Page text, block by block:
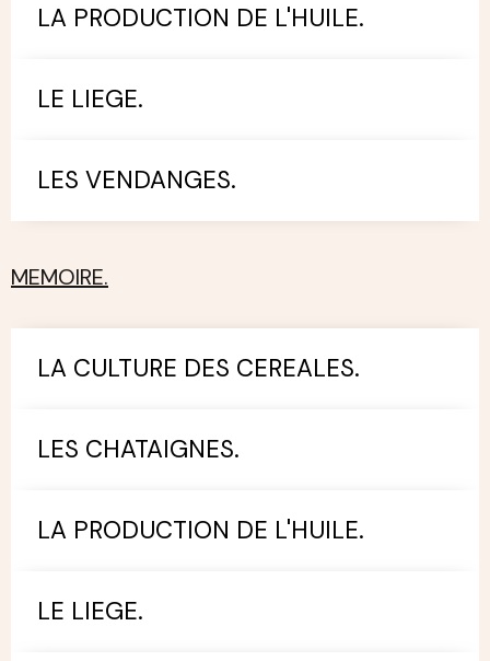
LA PRODUCTION DE L'HUILE.
LE LIEGE.
LES VENDANGES.
MEMOIRE.
LA CULTURE DES CEREALES.
LES CHATAIGNES.
LA PRODUCTION DE L'HUILE.
LE LIEGE.